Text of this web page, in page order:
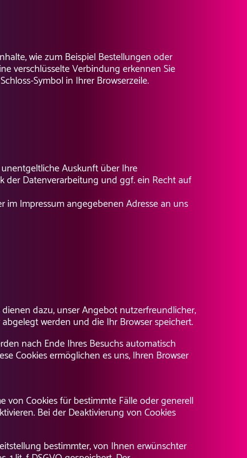
wie zum Beispiel Bestellungen oder
verschlüsselte Verbindung erkennen Sie
Symbol in Ihrer Browserzeile.
Auskunft über Ihre
der Datenverarbeitung und ggf. ein Recht auf
Impressum angegebenen Adresse an uns
dazu, unser Angebot nutzerfreundlicher,
werden und die Ihr Browser speichert.
nach Ende Ihres Besuchs automatisch
Cookies ermöglichen es uns, Ihren Browser
von Cookies für bestimmte Fälle oder generell
Bei der Deaktivierung von Cookies
bestimmter, von Ihnen erwünschter